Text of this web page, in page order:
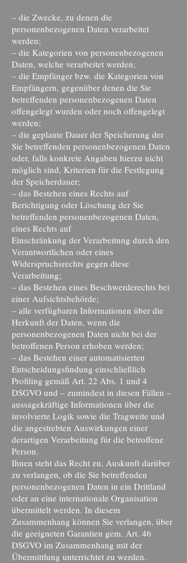
– die Zwecke, zu denen die
personenbezogenen Daten verarbeitet
werden;
– die Kategorien von personenbezogenen
Daten, welche verarbeitet werden;
– die Empfänger bzw. die Kategorien von
Empfängern, gegenüber denen die Sie
betreffenden personenbezogenen Daten
offengelegt wurden oder noch offengelegt
werden;
– die geplante Dauer der Speicherung der
Sie betreffenden personenbezogenen Daten
oder, falls konkrete Angaben hierzu nicht
möglich sind, Kriterien für die Festlegung
der Speicherdauer;
– das Bestehen eines Rechts auf
Berichtigung oder Löschung der Sie
betreffenden personenbezogenen Daten,
eines Rechts auf
Einschränkung der Verarbeitung durch den
Verantwortlichen oder eines
Widerspruchsrechts gegen diese
Verarbeitung;
– das Bestehen eines Beschwerderechts bei
einer Aufsichtsbehörde;
– alle verfügbaren Informationen über die
Herkunft der Daten, wenn die
personenbezogenen Daten nicht bei der
betroffenen Person erhoben werden;
– das Bestehen einer automatisierten
Entscheidungsfindung einschließlich
Profiling gemäß Art. 22 Abs. 1 und 4
DSGVO und – zumindest in diesen Fällen –
aussagekräftige Informationen über die
involvierte Logik sowie die Tragweite und
die angestrebten Auswirkungen einer
derartigen Verarbeitung für die betroffene
Person.
Ihnen steht das Recht zu, Auskunft darüber
zu verlangen, ob die Sie betreffenden
personenbezogenen Daten in ein Drittland
oder an eine internationale Organisation
übermittelt werden. In diesem
Zusammenhang können Sie verlangen, über
die geeigneten Garantien gem. Art. 46
DSGVO im Zusammenhang mit der
Übermittlung unterrichtet zu werden.